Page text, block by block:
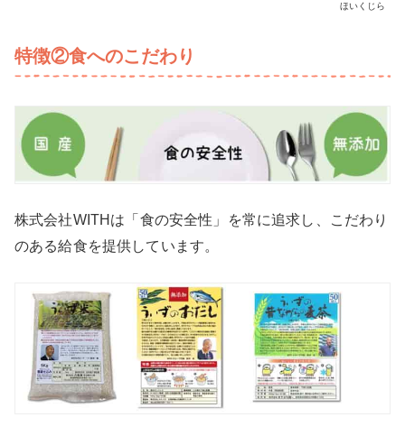
ほいくじら
特徴②食へのこだわり
株式会社WITHは「食の安全性」を常に追求し、こだわり
のある給食を提供しています。